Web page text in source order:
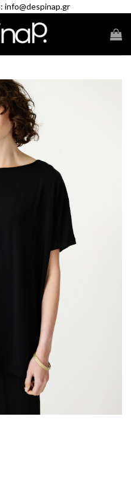
: info@despinap.gr